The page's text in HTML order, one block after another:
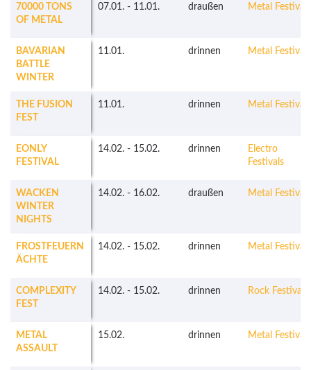
70000 TONS
OF METAL
07.01. - 11.01. draußen Metal Festivals
BAVARIAN
BATTLE
WINTER
11.01. drinnen Metal Festivals
THE FUSION
FEST
11.01. drinnen Metal Festivals
EONLY
FESTIVAL
14.02. - 15.02. drinnen
Electro
Festivals
WACKEN
WINTER
NIGHTS
14.02. - 16.02. draußen Metal Festivals
FROSTFEUERN
ÄCHTE
14.02. - 15.02. drinnen Metal Festivals
COMPLEXITY
FEST
14.02. - 15.02. drinnen Rock Festivals
METAL
ASSAULT
15.02. drinnen Metal Festivals